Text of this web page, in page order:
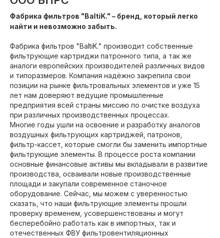
Фабрика фильтров "BaltiK." – бренд, который легко
найти и невозможно забыть.
Фабрика фильтров "BaltiK." производит собственные
фильтрующие картриджи патронного типа, а так же
аналоги европейских производителей различных видов
и типоразмеров. Компания надёжно закрепила свои
позиции на рынке фильтровальных элементов и уже 15
лет нам доверяют ведущие промышленные
предприятия всей страны миссию по очистке воздуха
при различных производственных процессах.
Многие годы ушли на освоение и разработку аналогов
воздушных фильтрующих картриджей, патронов,
фильтр-кассет, которые смогли бы заменить импортные
фильтрующие элементы. В процессе роста компании
основные финансовые активы мы вкладывали в развитие
производства, осваивали новые производственные
площади и закупали современное станочное
оборудование. Сейчас, мы можем с уверенностью
сказать, что наши фильтрующие элементы прошли
проверку временем, усовершенствованы и могут
бесперебойно работать как в импортных, так и
отечественных ФВУ фильтровентиляционных